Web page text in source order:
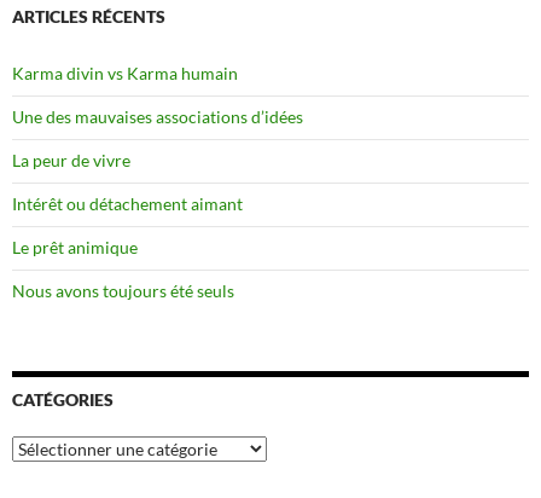
ARTICLES RÉCENTS
Karma divin vs Karma humain
Une des mauvaises associations d’idées
La peur de vivre
Intérêt ou détachement aimant
Le prêt animique
Nous avons toujours été seuls
CATÉGORIES
Catégories